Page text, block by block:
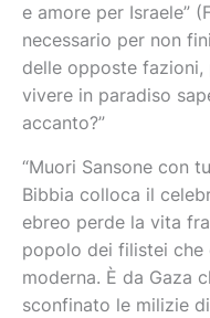
e amore per Israele”
necessario per non
delle opposte fazioni,
vivere in paradiso
accanto?”
“Muori Sansone con
Bibbia colloca il
ebreo perde la vita
popolo dei filistei che
moderna. È da Gaza
sconfinato le milizie